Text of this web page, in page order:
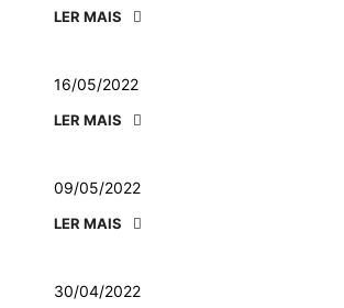
LER MAIS
16/05/2022
LER MAIS
09/05/2022
LER MAIS
30/04/2022